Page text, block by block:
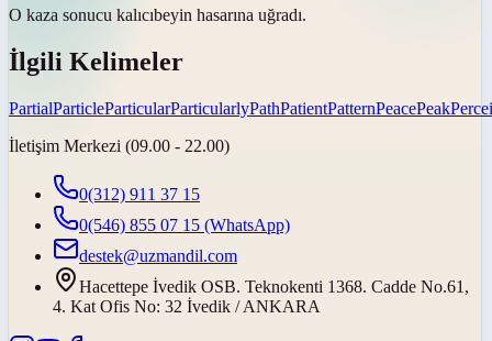
O kaza sonucu kalıcıbeyin hasarına uğradı.
İlgili Kelimeler
PartialParticleParticularParticularlyPathPatientPatternPeacePeak
İletişim Merkezi (09.00 - 22.00)
0(312) 911 37 15
0(546) 855 07 15 (WhatsApp)
destek@uzmandil.com
Hacettepe İvedik OSB. Teknokenti 1368. Cadde No.61,
4. Kat Ofis No: 32 İvedik / ANKARA